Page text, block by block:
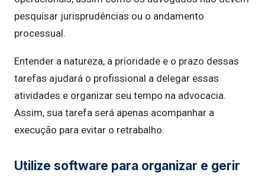
pesquisar jurisprudências ou o andamento
processual.
Entender a natureza, a prioridade e o prazo dessas
tarefas ajudará o profissional a delegar essas
atividades e organizar seu tempo na advocacia.
Assim, sua tarefa será apenas acompanhar a
execução para evitar o retrabalho.
Utilize software para organizar e gerir